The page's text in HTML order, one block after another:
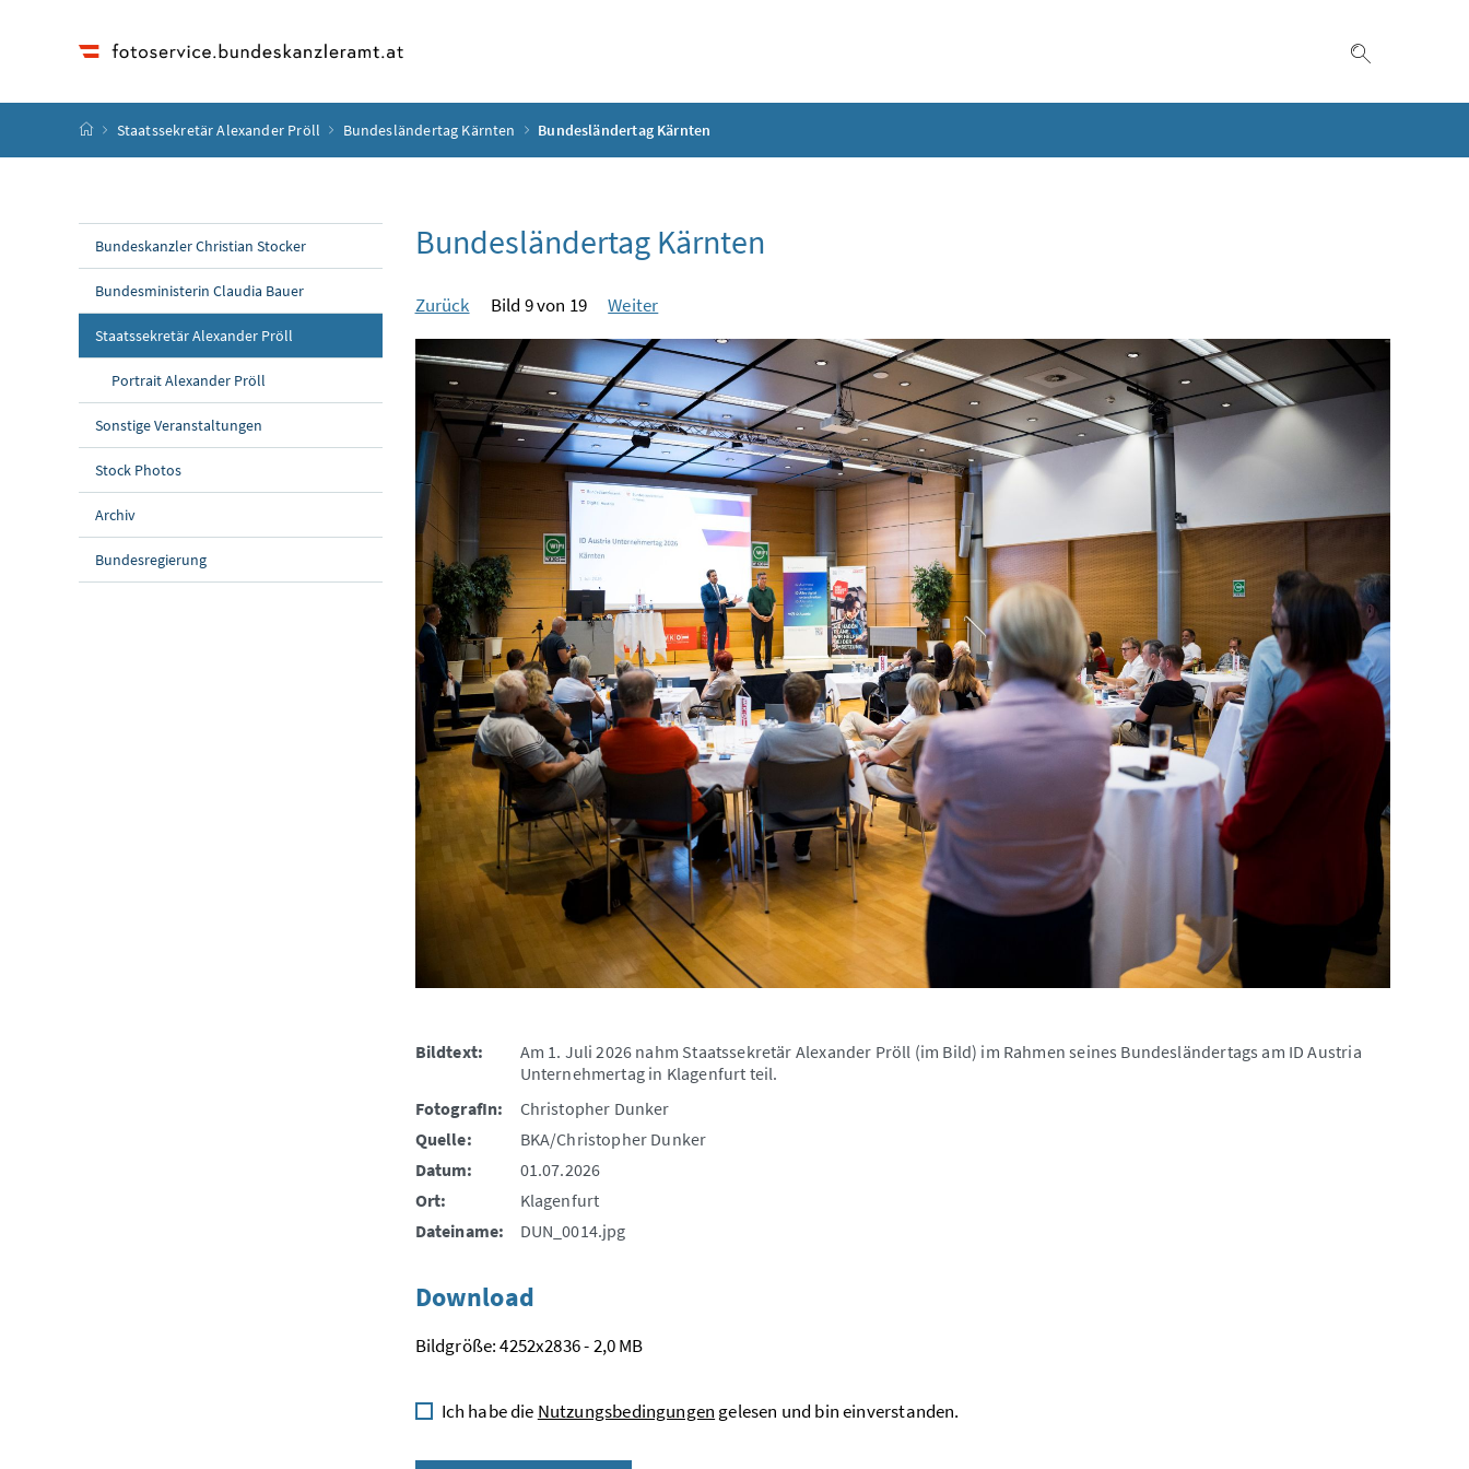
Startseite
Staatssekretär Alexander Pröll Bundesländertag Kärnten Bundesländertag Kärnten
Bundeskanzler Christian Stocker
Bundesministerin Claudia Bauer
Staatssekretär Alexander Pröll
Portrait Alexander Pröll
Sonstige Veranstaltungen
Stock Photos
Archiv
Bundesregierung
Bundesländertag Kärnten
Zurück Bild 9 von 19 Weiter
Bildtext:
Am 1. Juli 2026 nahm Staatssekretär Alexander Pröll (im Bild) im Rahmen seines Bundesländertags am ID Austria
Unternehmertag in Klagenfurt teil.
FotografIn:
Christopher Dunker
Quelle:
BKA/Christopher Dunker
Datum:
01.07.2026
Ort:
Klagenfurt
Dateiname:
DUN_0014.jpg
Download
Bildgröße: 4252x2836 - 2,0 MB
Ich habe die Nutzungsbedingungen gelesen und bin einverstanden.